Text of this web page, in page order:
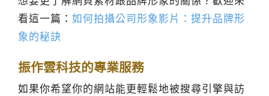
看這一篇： 如何拍攝公司形象影片：提升品牌形
象的秘訣
振作雲科技的專業服務
如果你希望你的網站能更輕鬆地被搜尋引擎與訪